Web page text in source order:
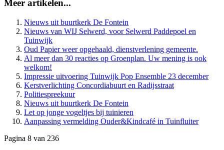
Meer artikelen...
Nieuws uit buurtkerk De Fontein
Nieuws van WIJ Selwerd, voor Selwerd Paddepoel en
Tuinwijk
Oud Papier weer opgehaald, dienstverlening gemeente.
Al meer dan 30 reacties op Groenplan. Uw mening is ook
welkom!
Impressie uitvoering Tuinwijk Pop Ensemble 23 december
Kerstverlichting Concordiabuurt en Radijsstraat
Politiespreekuur
Nieuws uit buurtkerk De Fontein
Let op jonge vogeltjes bij tuinieren
Aanpassing vermelding Ouder&Kindcafé in Tuinfluiter
Pagina 8 van 236